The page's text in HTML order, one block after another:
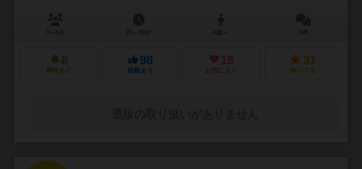
8
興味あり
98
経験あり
18
お気に入り
31
持ってる